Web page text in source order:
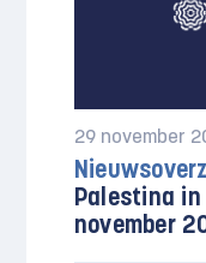
29 november
Palestina
november